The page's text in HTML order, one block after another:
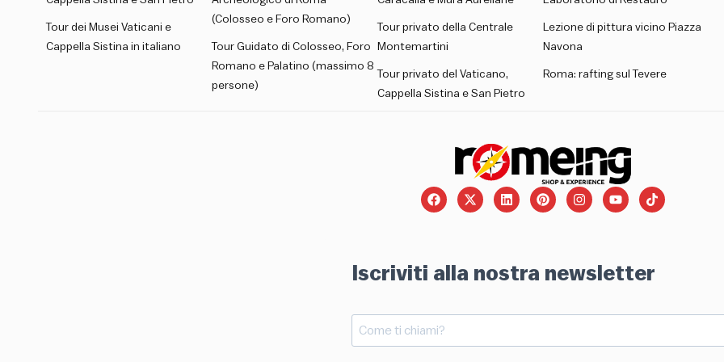
Tour dei Musei Vaticani e
Cappella Sistina in italiano
(Colosseo e Foro Romano)
Tour Guidato di Colosseo, Foro
Romano e Palatino (massimo 8
persone)
Tour privato della Centrale
Montemartini
Tour privato del Vaticano,
Cappella Sistina e San Pietro
Lezione di pittura vicino Piazza
Navona
Roma: rafting sul Tevere
Iscriviti alla nostra newsletter